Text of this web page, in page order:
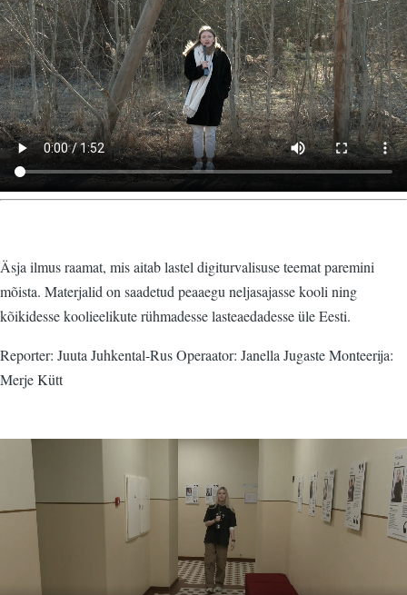
Äsja ilmus raamat, mis aitab lastel digiturvalisuse teemat paremini
mõista. Materjalid on saadetud peaaegu neljasajasse kooli ning
kõikidesse koolieelikute rühmadesse lasteaedadesse üle Eesti.
Reporter: Juuta Juhkental-Rus Operaator: Janella Jugaste Monteerija:
Merje Kütt